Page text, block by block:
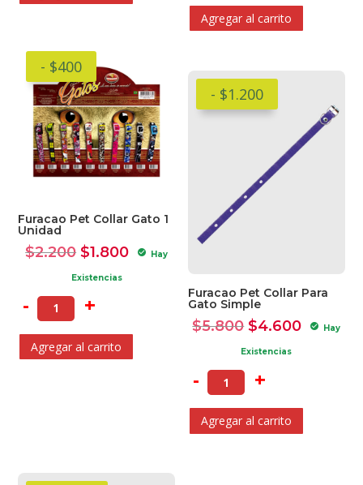
Agregar al carrito
- $400
Furacao Pet Collar Gato 1
Unidad
$2.200 El
precio
era:
$2.200.
$1.800El
$1.800.
check_circle Hay
Existencias
- +
Agregar al carrito
- $1.200
Furacao Pet Collar Para
Gato Simple
$5.800 El
precio
era:
$5.800.
$4.600El
$4.600.
check_circle Hay
Existencias
- +
Agregar al carrito